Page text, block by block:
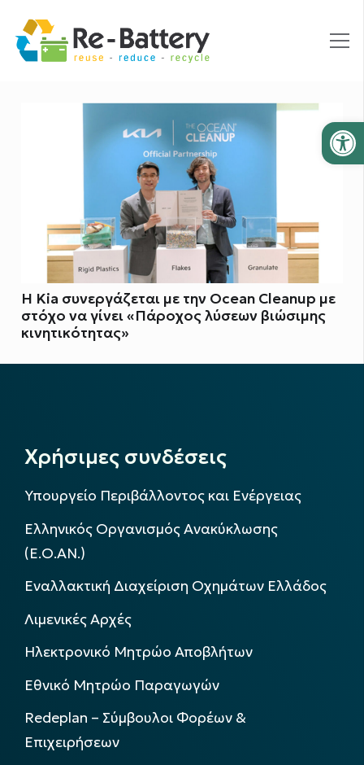
Η Kia συνεργάζεται με την Ocean Cleanup με
στόχο να γίνει «Πάροχος λύσεων βιώσιμης
κινητικότητας»
Χρήσιμες συνδέσεις
Υπουργείο Περιβάλλοντος και Ενέργειας
Ελληνικός Οργανισμός Ανακύκλωσης
(Ε.Ο.ΑΝ.)
Εναλλακτική Διαχείριση Οχημάτων Ελλάδος
Λιμενικές Αρχές
Ηλεκτρονικό Μητρώο Αποβλήτων
Εθνικό Μητρώο Παραγωγών
Redeplan – Σύμβουλοι Φορέων &
Επιχειρήσεων